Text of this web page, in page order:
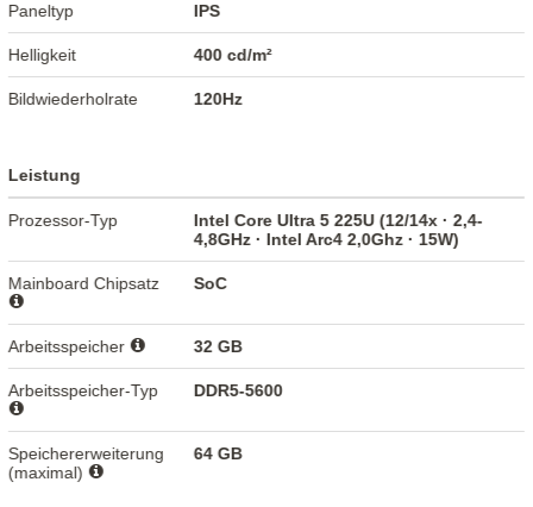
Paneltyp IPS
Helligkeit 400 cd/m²
Bildwiederholrate 120Hz
Leistung
Prozessor-Typ
Intel Core Ultra 5 225U (12/14x · 2,4-
4,8GHz · Intel Arc4 2,0Ghz · 15W)
Mainboard Chipsatz SoC
Arbeitsspeicher 32 GB
Arbeitsspeicher-Typ DDR5-5600
Speichererweiterung
(maximal)
64 GB